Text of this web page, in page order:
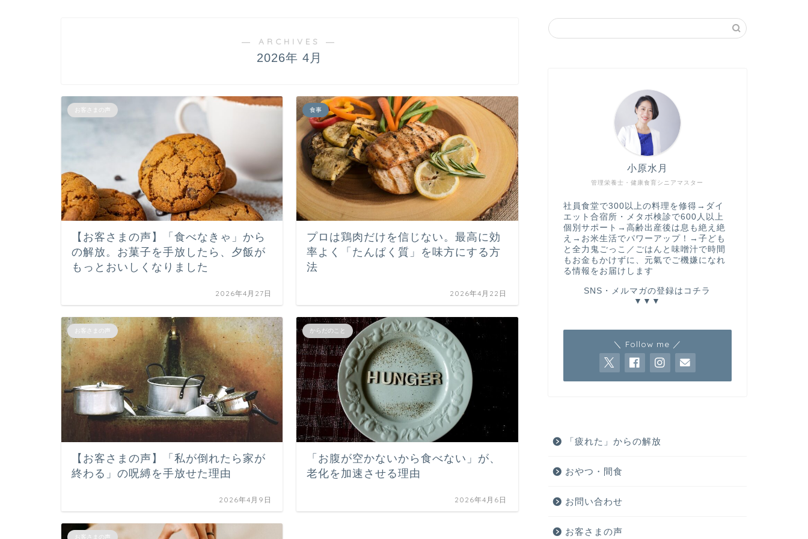
― ARCHIVES ―
2026年 4月
お客さまの声
【お客さまの声】「食べなきゃ」から
の解放。お菓子を手放したら、夕飯が
もっとおいしくなりました
2026年4月27日
食事
プロは鶏肉だけを信じない。最高に効
率よく「たんぱく質」を味方にする方
法
2026年4月22日
お客さまの声
【お客さまの声】「私が倒れたら家が
終わる」の呪縛を手放せた理由
2026年4月9日
からだのこと
「お腹が空かないから食べない」が、
老化を加速させる理由
2026年4月6日
お客さまの声
管理栄養士・健康食育シニアマスター
小原水月
社員食堂で300以上の料理を修得→ダイ
エット合宿所・メタボ検診で600人以上
個別サポート→高齢出産後は息も絶え絶
え→お米生活でパワーアップ！→子ども
と全力鬼ごっこ／ごはんと味噌汁で時間
もお金もかけずに、元氣でご機嫌になれ
る情報をお届けします
SNS・メルマガの登録はコチラ
▼▼▼
＼ Follow me ／
「疲れた」からの解放
おやつ・間食
お問い合わせ
お客さまの声